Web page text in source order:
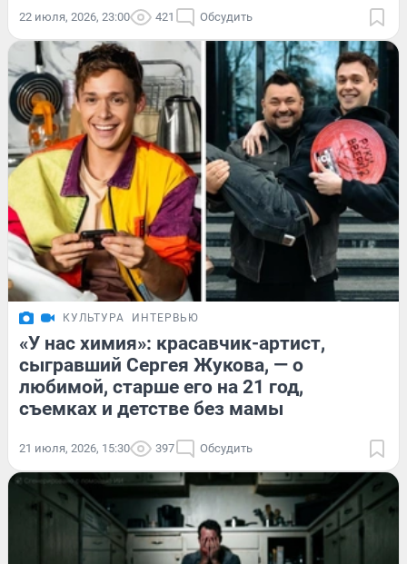
22 июля, 2026, 23:00 421 Обсудить
КУЛЬТУРА ИНТЕРВЬЮ
«У нас химия»: красавчик-артист,
сыгравший Сергея Жукова, — о
любимой, старше его на 21 год,
съемках и детстве без мамы
21 июля, 2026, 15:30 397 Обсудить